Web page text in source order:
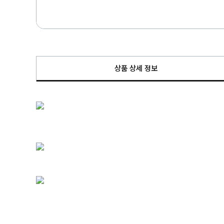
상품 상세 정보